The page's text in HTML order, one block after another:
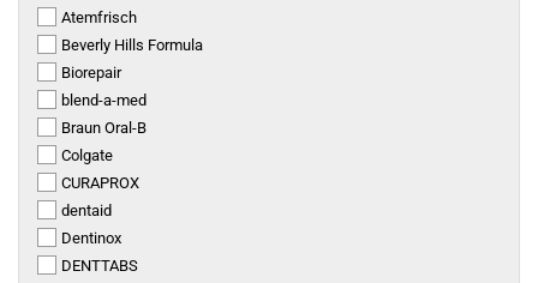
Atemfrisch
Beverly Hills Formula
Biorepair
blend-a-med
Braun Oral-B
Colgate
CURAPROX
dentaid
Dentinox
DENTTABS